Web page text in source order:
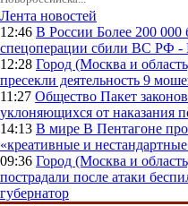
Лента новостей
12:46 В России Более 200 000
спецоперации сбили ВС РФ
12:28 Город (Москва и
пресекли деятельность 9
11:27 Общество Пакет
уклоняющихся от наказания
14:13 В мире В Пентагоне
«креативные и
09:36 Город (Москва и
пострадали после атаки
губернатор